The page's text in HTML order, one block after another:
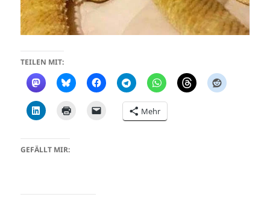
TEILEN MIT:
Mehr
GEFÄLLT MIR: